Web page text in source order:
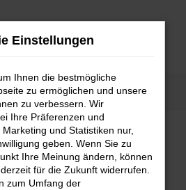
Fahrzeugmarkt
Einstellungen
Ihnen die bestmögliche
zu ermöglichen und unsere
zu verbessern. Wir
Ihre Präferenzen und
und Statistiken nur,
geben. Wenn Sie zu
Ihre Meinung ändern, können
für die Zukunft widerrufen.
zum Umfang der